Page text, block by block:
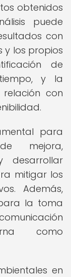
obtenidos
puede
con
y los propios
de
y la
con
para
mejora,
desarrollar
mitigar los
Además,
la toma
como
en